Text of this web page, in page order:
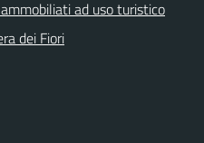
ad uso turistico
dei Fiori